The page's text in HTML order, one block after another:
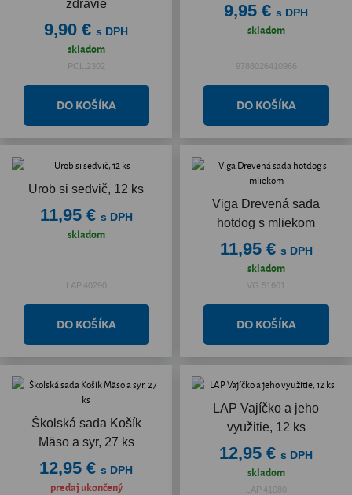
zdravie
9,90 € s DPH
skladom
PCL.2302
9,95 € s DPH
skladom
9788026410966
Urob si sedvič, 12 ks
11,95 € s DPH
skladom
LAP.40290
Viga Drevená sada
hotdog s mliekom
11,95 € s DPH
skladom
VG.51601
Školská sada Košík
Mäso a syr, 27 ks
12,95 € s DPH
predaj ukončený
LAP Vajíčko a jeho
využitie, 12 ks
12,95 € s DPH
skladom
LAP.41080